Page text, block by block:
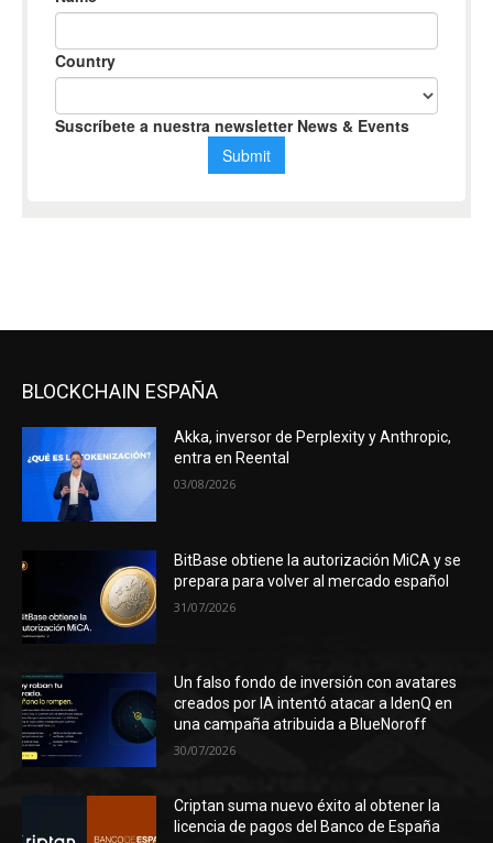
BLOCKCHAIN ESPAÑA
Akka, inversor de Perplexity y Anthropic,
entra en Reental
03/08/2026
BitBase obtiene la autorización MiCA y se
prepara para volver al mercado español
31/07/2026
Un falso fondo de inversión con avatares
creados por IA intentó atacar a IdenQ en
una campaña atribuida a BlueNoroff
30/07/2026
Criptan suma nuevo éxito al obtener la
licencia de pagos del Banco de España